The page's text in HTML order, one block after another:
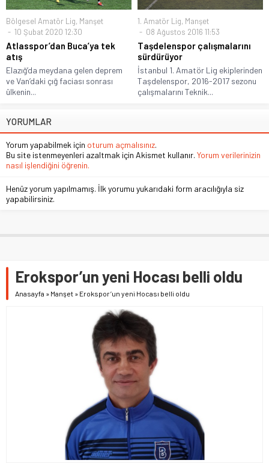
Bölgesel Amatör Lig, Manşet
10 Şubat 2020 12:30
Atlasspor’dan Buca’ya tek
atış
Elazığ’da meydana gelen deprem
ve Van’daki çığ faciası sonrası
ülkenin...
1. Amatör Lig, Manşet
08 Ağustos 2016 11:53
Taşdelenspor çalışmalarını
sürdürüyor
İstanbul 1. Amatör Lig ekiplerinden
Taşdelenspor, 2016-2017 sezonu
çalışmalarını Teknik...
YORUMLAR
Yorum yapabilmek için oturum açmalısınız.
Bu site istenmeyenleri azaltmak için Akismet kullanır. Yorum verilerinizin
nasıl işlendiğini öğrenin.
Henüz yorum yapılmamış. İlk yorumu yukarıdaki form aracılığıyla siz
yapabilirsiniz.
Erokspor’un yeni Hocası belli oldu
Anasayfa » Manşet » Erokspor’un yeni Hocası belli oldu